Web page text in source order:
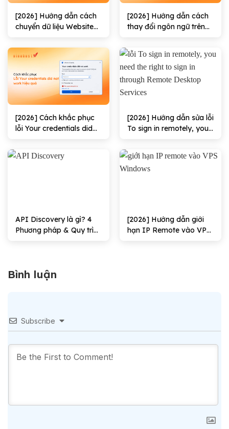
[2026] Hướng dẫn cách
chuyển dữ liệu Website
100%
[2026] Hướng dẫn cách
thay đổi ngôn ngữ trên
[2026] Cách khắc phục
lỗi Your credentials did
[2026] Hướng dẫn sửa lỗi
To sign in remotely, you
through Remote
Desktop Services hiệu
quả
API Discovery là gì? 4
Phương pháp & Quy trình
[2026] Hướng dẫn giới
hạn IP Remote vào VPS
Bình luận
Subscribe